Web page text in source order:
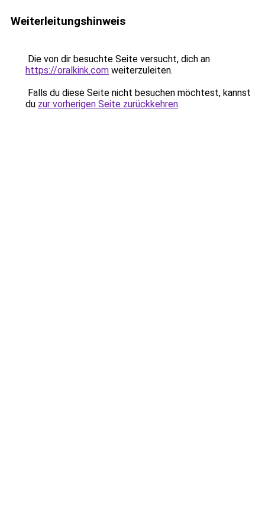
Weiterleitungshinweis
Die von dir besuchte Seite versucht, dich an
https://oralkink.com weiterzuleiten.
Falls du diese Seite nicht besuchen möchtest, kannst
du zur vorherigen Seite zurückkehren.